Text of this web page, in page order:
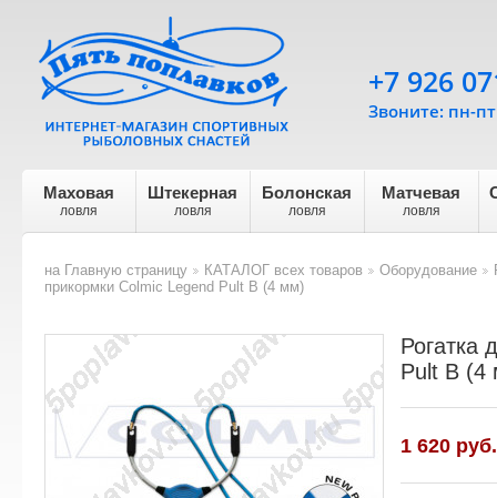
Маховая
ловля
Штекерная
ловля
Болонская
ловля
Матчевая
ловля
+7 926
Звоните: пн-
на Главную страницу
>
КАТАЛОГ всех товаров
Оборудование
прикормки Colmic Legend Pult B (4 мм)
Рогатка
Pult B (4
1 620 руб.